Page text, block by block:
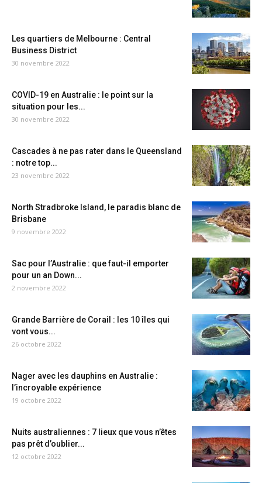
Les quartiers de Melbourne : Central
Business District
30 novembre 2022
COVID-19 en Australie : le point sur la
situation pour les...
30 novembre 2022
Cascades à ne pas rater dans le Queensland
: notre top...
23 novembre 2022
North Stradbroke Island, le paradis blanc de
Brisbane
9 novembre 2022
Sac pour l’Australie : que faut-il emporter
pour un an Down...
2 novembre 2022
Grande Barrière de Corail : les 10 îles qui
vont vous...
26 octobre 2022
Nager avec les dauphins en Australie :
l’incroyable expérience
19 octobre 2022
Nuits australiennes : 7 lieux que vous n’êtes
pas prêt d’oublier...
12 octobre 2022